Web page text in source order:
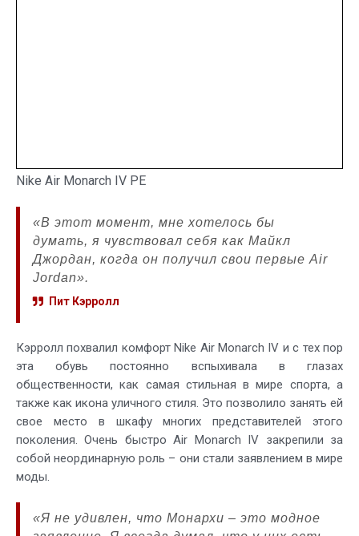
Nike Air Monarch IV PE
«В этот момент, мне хотелось бы
думать, я чувствовал себя как Майкл
Джордан, когда он получил свои первые Air
Jordan».
Пит Кэрролл
Кэрролл похвалил комфорт Nike Air Monarch IV и с тех пор
эта обувь постоянно вспыхивала в глазах
общественности, как самая стильная в мире спорта, а
также как икона уличного стиля. Это позволило занять ей
свое место в шкафу многих представителей этого
поколения. Очень быстро Air Monarch IV закрепили за
собой неординарную роль – они стали заявлением в мире
моды.
«Я не удивлен, что Монархи – это модное